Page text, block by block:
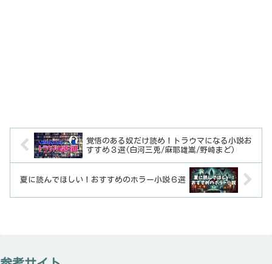
覚悟のある奴だけ読め！トラウマになる小説お
すすめ３選(白河三兎/麻耶雄嵩/野崎まど)
夏に読んでほしい！おすすめのホラー小説６選